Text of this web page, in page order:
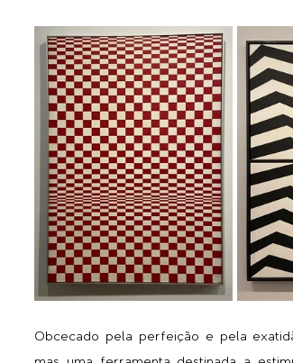
Obcecado pela perfeição e pela